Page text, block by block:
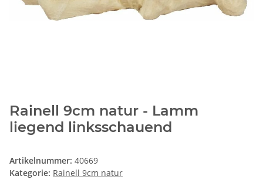
Rainell 9cm natur - Lamm
liegend linksschauend
Artikelnummer: 40669
Kategorie: Rainell 9cm natur